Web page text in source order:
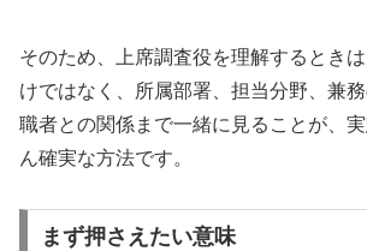
そのため、上席調査役を理解するとき
けではなく、所属部署、担当分野、兼
職者との関係まで一緒に見ることが、
ん確実な方法です。
まず押さえたい意味